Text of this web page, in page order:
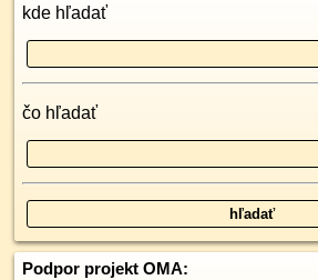
kde hľadať
čo hľadať
Podpor projekt OMA: